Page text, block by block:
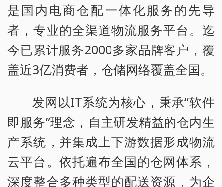
是国内电商仓配一体化服务的先导
者，专业的全渠道物流服务平台。迄
今已累计服务2000多家品牌客户，覆
盖近3亿消费者，仓储网络覆盖全国。
发网以IT系统为核心，秉承“软件
即服务”理念，自主研发精益的仓内生
产系统，并集成上下游数据形成物流
云平台。依托遍布全国的仓网体系，
深度整合多种类型的配送资源，为企